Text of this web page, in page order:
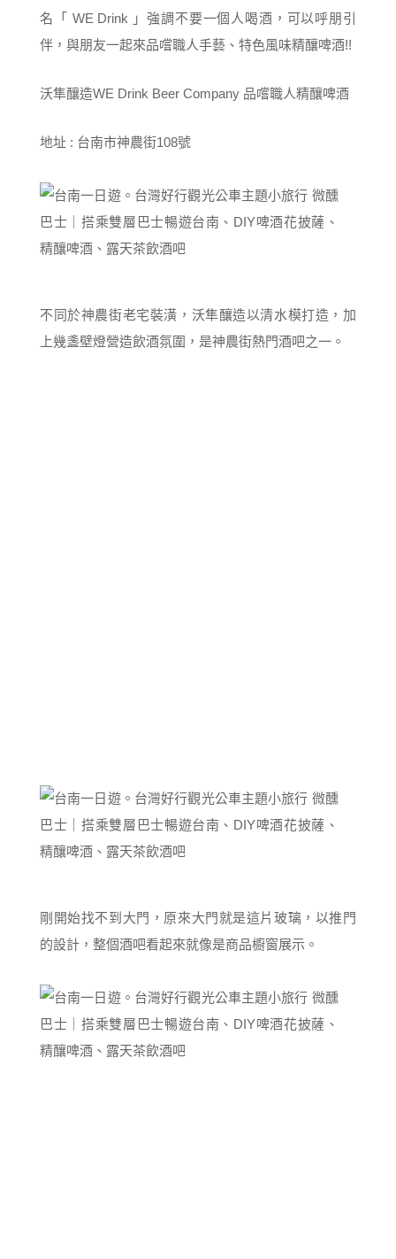
名「 WE Drink 」強調不要一個人喝酒，可以呼朋引
伴，與朋友一起來品嚐職人手藝、特色風味精釀啤酒!!
沃隼釀造WE Drink Beer Company 品嚐職人精釀啤酒
地址 : 台南市神農街108號
不同於神農街老宅裝潢，沃隼釀造以清水模打造，加
上幾盞壁燈營造飲酒氛圍，是神農街熱門酒吧之一。
剛開始找不到大門，原來大門就是這片玻璃，以推門
的設計，整個酒吧看起來就像是商品櫥窗展示。